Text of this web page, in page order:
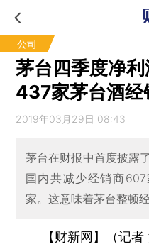
公司
茅台四季度净
437家茅台酒经
2019年03月29日 08:43
茅台在财报中首度披露
国内共减少经销商
家。这意味着茅台整顿
【财新网】（记者